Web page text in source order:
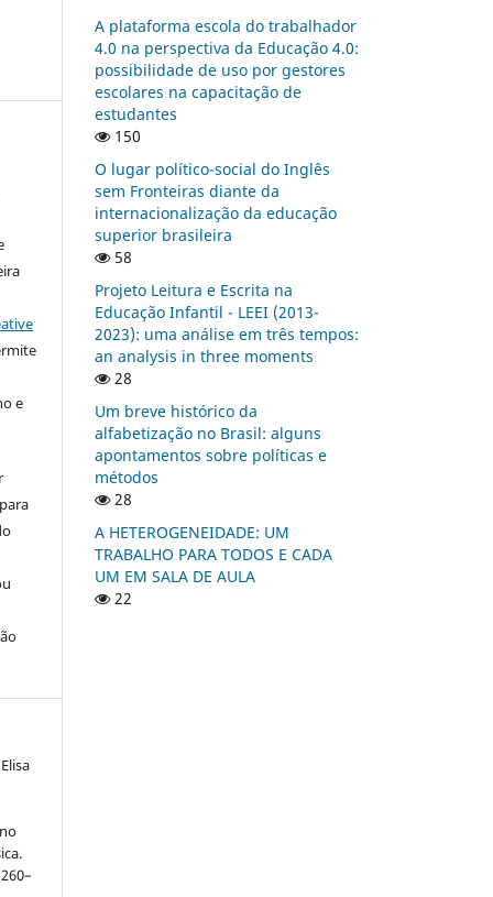
e
A plataforma escola do trabalhador
4.0 na perspectiva da Educação 4.0:
possibilidade de uso por gestores
escolares na capacitação de
estudantes
150
O lugar político-social do Inglês
sem Fronteiras diante da
internacionalização da educação
superior brasileira
58
Projeto Leitura e Escrita na
Educação Infantil - LEEI (2013-
2023): uma análise em três tempos:
an analysis in three moments
28
Um breve histórico da
alfabetização no Brasil: alguns
apontamentos sobre políticas e
métodos
28
A HETEROGENEIDADE: UM
TRABALHO PARA TODOS E CADA
UM EM SALA DE AULA
22